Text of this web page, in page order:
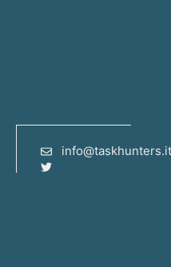
info@taskhunters.it